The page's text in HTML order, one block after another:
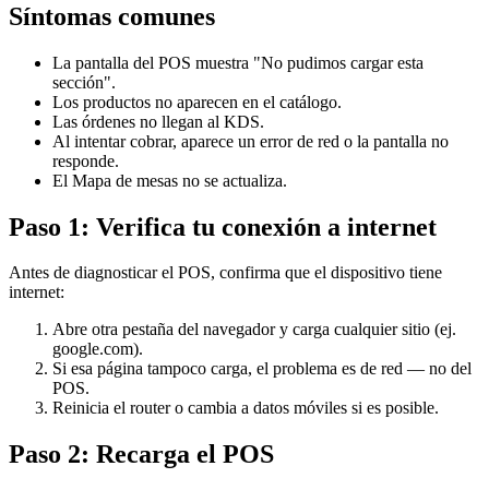
Síntomas comunes
La pantalla del POS muestra "No pudimos cargar esta
sección".
Los productos no aparecen en el catálogo.
Las órdenes no llegan al KDS.
Al intentar cobrar, aparece un error de red o la pantalla no
responde.
El Mapa de mesas no se actualiza.
Paso 1: Verifica tu conexión a internet
Antes de diagnosticar el POS, confirma que el dispositivo tiene
internet:
Abre otra pestaña del navegador y carga cualquier sitio (ej.
google.com).
Si esa página tampoco carga, el problema es de red — no del
POS.
Reinicia el router o cambia a datos móviles si es posible.
Paso 2: Recarga el POS